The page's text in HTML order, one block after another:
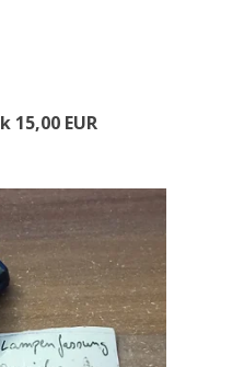
15,00 EUR